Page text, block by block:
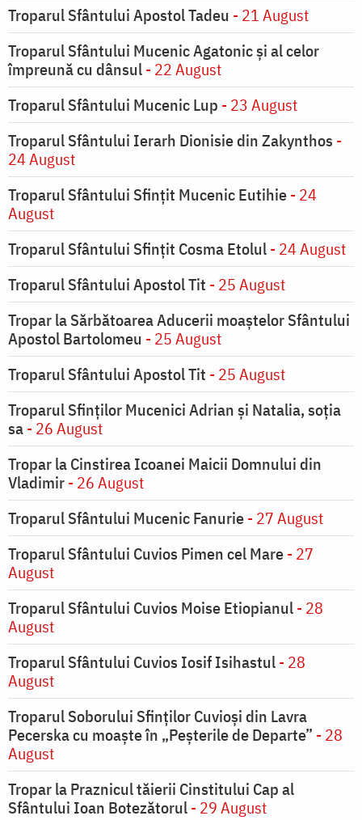
Troparul Sfântului Apostol Tadeu - 21 August
Troparul Sfântului Mucenic Agatonic şi al celor
împreună cu dânsul- 22 August
Troparul Sfântului Mucenic Lup - 23 August
Troparul Sfântului Ierarh Dionisie din Zakynthos -
24 August
Troparul Sfântului Sfinţit Mucenic Eutihie- 24
August
Troparul Sfântului Sfinţit Cosma Etolul- 24 August
Troparul Sfântului Apostol Tit - 25 August
Tropar la Sărbătoarea Aducerii moaştelor Sfântului
Apostol Bartolomeu - 25 August
Troparul Sfântului Apostol Tit - 25 August
Troparul Sfinţilor Mucenici Adrian şi Natalia, soţia
sa- 26 August
Tropar la Cinstirea Icoanei Maicii Domnului din
Vladimir- 26 August
Troparul Sfântului Mucenic Fanurie- 27 August
Troparul Sfântului Cuvios Pimen cel Mare- 27
August
Troparul Sfântului Cuvios Moise Etiopianul- 28
August
Troparul Sfântului Cuvios Iosif Isihastul- 28
August
Troparul Soborului Sfinților Cuvioși din Lavra
Pecerska cu moaște în „Peșterile de Departe” - 28
August
Tropar la Praznicul tăierii Cinstitului Cap al
Sfântului Ioan Botezătorul- 29 August